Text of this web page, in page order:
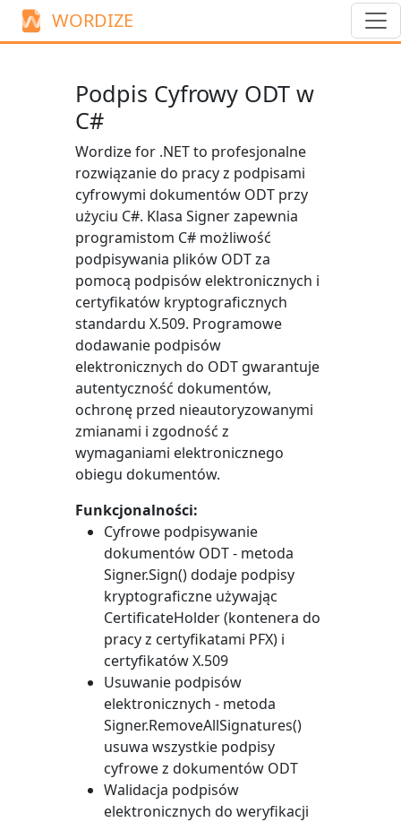
WORDIZE
Podpis Cyfrowy ODT w
C#
Wordize for .NET to profesjonalne
rozwiązanie do pracy z podpisami
cyfrowymi dokumentów ODT przy
użyciu C#. Klasa Signerzapewnia
programistom C# możliwość
podpisywania plików ODT za
pomocą podpisów elektronicznych i
certyfikatów kryptograficznych
standardu X.509. Programowe
dodawanie podpisów
elektronicznych do ODT gwarantuje
autentyczność dokumentów,
ochronę przed nieautoryzowanymi
zmianami i zgodność z
wymaganiami elektronicznego
obiegu dokumentów.
Funkcjonalności:
Cyfrowe podpisywanie
dokumentów ODT - metoda
Signer.Sign()dodaje podpisy
kryptograficzne używając
CertificateHolder(kontenera do
pracy z certyfikatami PFX) i
certyfikatów X.509
Usuwanie podpisów
elektronicznych - metoda
Signer.RemoveAllSignatures()
usuwa wszystkie podpisy
cyfrowe z dokumentów ODT
Walidacja podpisów
elektronicznych do weryfikacji